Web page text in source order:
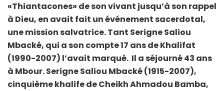
«Thiantacones» de son vivant jusqu’à son rappel
à Dieu, en avait fait un événement sacerdotal,
une mission salvatrice. Tant Serigne Saliou
Mbacké, qui a son compte 17 ans de Khalifat
(1990-2007) l’avait marqué. Il a séjourné 43 ans
à Mbour. Serigne Saliou Mbacké (1915-2007),
cinquième khalife de Cheikh Ahmadou Bamba,